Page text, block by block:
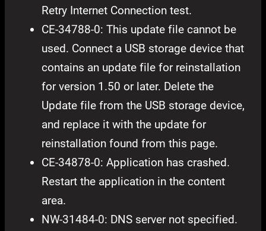
Retry Internet Connection test.
CE-34788-0: This update file cannot be
used. Connect a USB storage device that
contains an update file for reinstallation
for version 1.50 or later. Delete the
Update file from the USB storage device,
and replace it with the update for
reinstallation found from this page.
CE-34878-0: Application has crashed.
Restart the application in the content
area.
NW-31484-0: DNS server not specified.